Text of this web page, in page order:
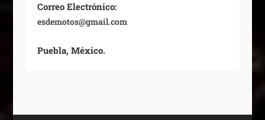
Correo Electrónico:
esdemotos@gmail.com
Puebla, México.